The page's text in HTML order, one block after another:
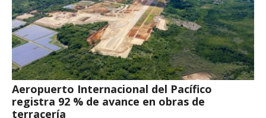
Aeropuerto Internacional del Pacífico
registra 92 % de avance en obras de
terracería